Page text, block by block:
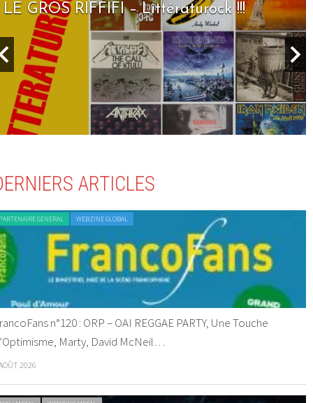
LE GROS RIFFIFI – Littératurock !!!
ARTICLES
GENERAL WEBZINE GLOBAL
n°120 : ORP – OAI REGGAE PARTY, Une Touche
Marty, David McNeil…
2026